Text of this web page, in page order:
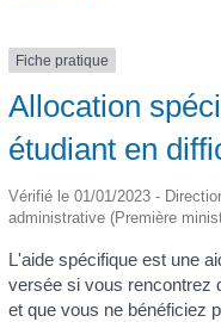
Fiche pratique
Allocation
étudiant en
Vérifié le 01/01/2023 -
administrative (Première
L'aide spécifique est une
versée si vous rencontrez
et que vous ne bénéficiez